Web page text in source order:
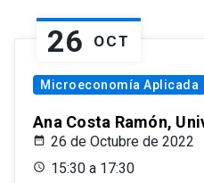
26 OCT
Microeconomía Aplicada
Ana Costa Ramón,
26 de Octubre de 2022
15:30 a 17:30